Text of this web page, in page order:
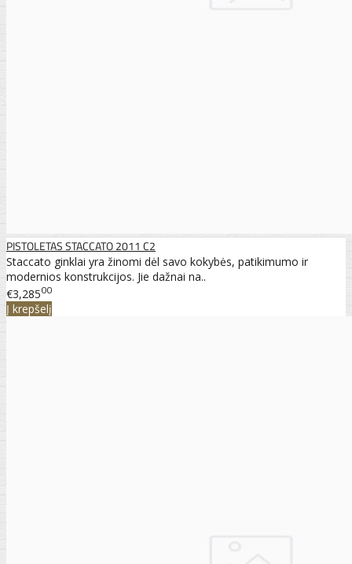
PISTOLETAS STACCATO 2011 C2
Staccato ginklai yra žinomi dėl savo kokybės, patikimumo ir
modernios konstrukcijos. Jie dažnai na..
€3,28500
Į krepšelį